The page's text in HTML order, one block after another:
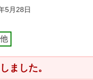
5月28日
ました。